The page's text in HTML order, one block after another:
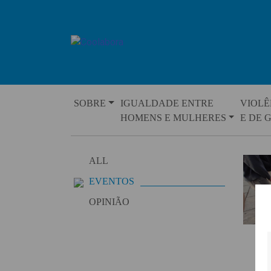
SOBRE
IGUALDADE ENTRE
HOMENS E MULHERES
E DE
ALL
EVENTOS
OPINIÃO